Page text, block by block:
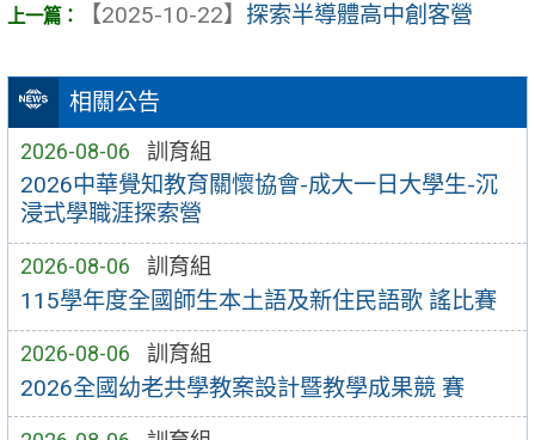
相關公告
2026-08-06 訓育組
2026中華覺知教育關懷協會-成大一日大學生-沉
浸式學職涯探索營
2026-08-06 訓育組
115學年度全國師生本土語及新住民語歌 謠比賽
2026-08-06 訓育組
2026全國幼老共學教案設計暨教學成果競 賽
【2025-10-22】 探索半導體高中創客營